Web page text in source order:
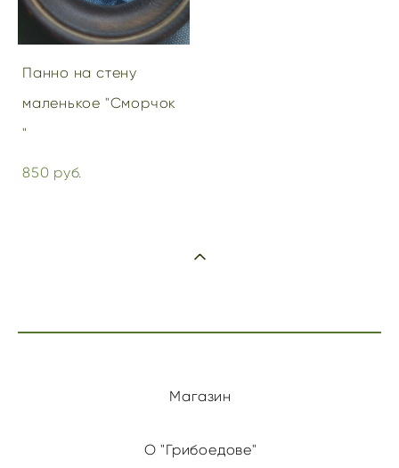
Панно на стену
маленькое "Сморчок
"
850 pуб.
Магазин
О "Грибоедове"